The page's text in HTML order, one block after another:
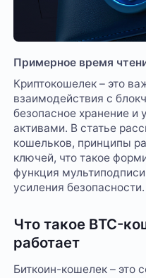
Примерное время
Криптокошелек – это
взаимодействия с
безопасное хранение
активами. В статье
кошельков, принципы
ключей, что такое
функция
усиления безопасности.
Что такое BTC-
работает
Биткоин-кошелек – это